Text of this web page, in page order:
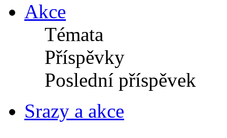
Akce
Témata
Příspěvky
Poslední příspěvek
Srazy a akce